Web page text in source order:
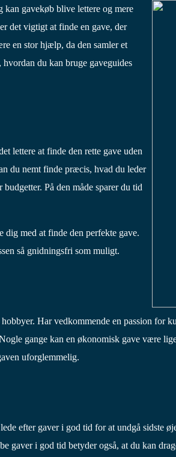
gavekøb blive lettere og mere
det vigtigt at finde en gave, der
en stor hjælp, da den samler et
du kan bruge gaveguides
lettere at finde den rette gave uden
du nemt finde præcis, hvad du leder
På den måde sparer du tid
dig med at finde den perfekte gave.
så gnidningsfri som muligt.
Har vedkommende en passion for
gange kan en økonomisk gave være
uforglemmelig.
efter gaver i god tid for at undgå sidste
gaver i god tid betyder også, at du kan